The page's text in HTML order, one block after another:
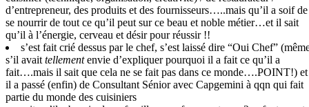
d’entrepreneur, des produits et des fournisseurs…..mais qu’il a soif de
se nourrir de tout ce qu’il peut sur ce beau et noble métier…et il sait
qu’il à l’énergie, cerveau et désir pour réussir !!
s’est fait crié dessus par le chef, s’est laissé dire “Oui Chef”
s’il avait tellementenvie d’expliquer pourquoi il a fait ce qu’il a
fait….mais il sait que cela ne se fait pas dans ce monde….POINT!) et
il a passé (enfin) de Consultant Sénior avec Capgemini à qqn qui fait
partie du monde des cuisiniers